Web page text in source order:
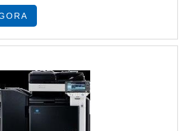
agilidade e organização em
do comércio. Benefícios
ribbon para impressora térmica
funcional, é extremamente